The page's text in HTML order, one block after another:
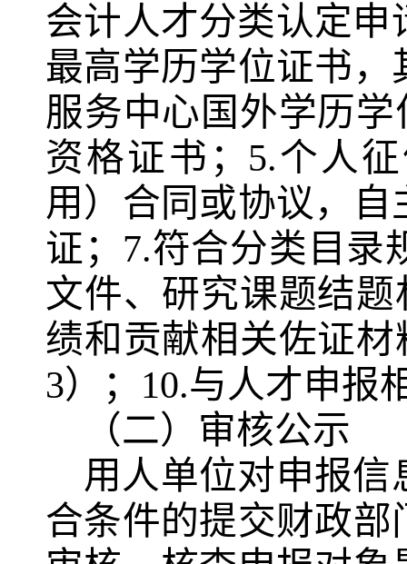
会计人才分类认定申
最高学历学位证书
服务中心国外学历
资格证书；5.个人
用）合同或协议，
证；7.符合分类目录
文件、研究课题结
绩和贡献相关佐证
3）；10.与人才申报
（二）审核公示
用人单位对申报
合条件的提交财政